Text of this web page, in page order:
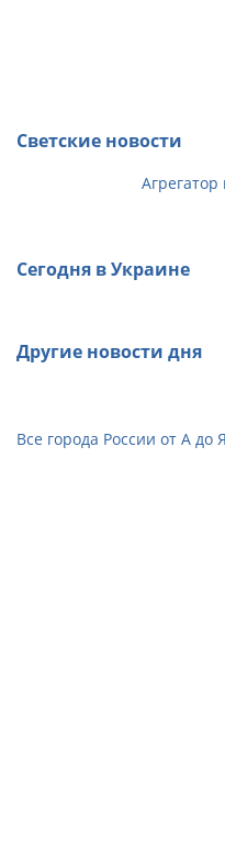
Светские новости
Сегодня в Украине
Другие новости дня
Все города России от А до Я